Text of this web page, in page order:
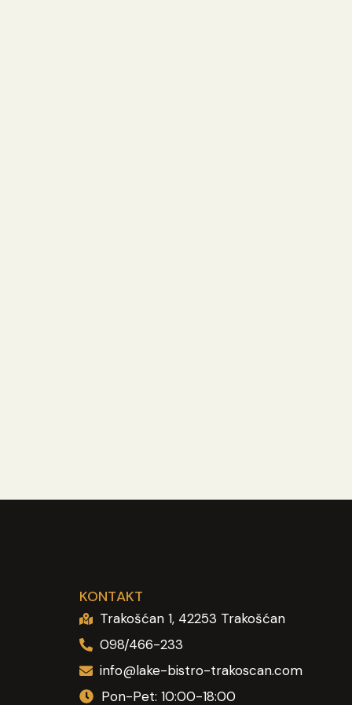
KONTAKT
Trakošćan 1, 42253 Trakošćan
098/466-233
info@lake-bistro-trakoscan.com
Pon-Pet: 10:00-18:00